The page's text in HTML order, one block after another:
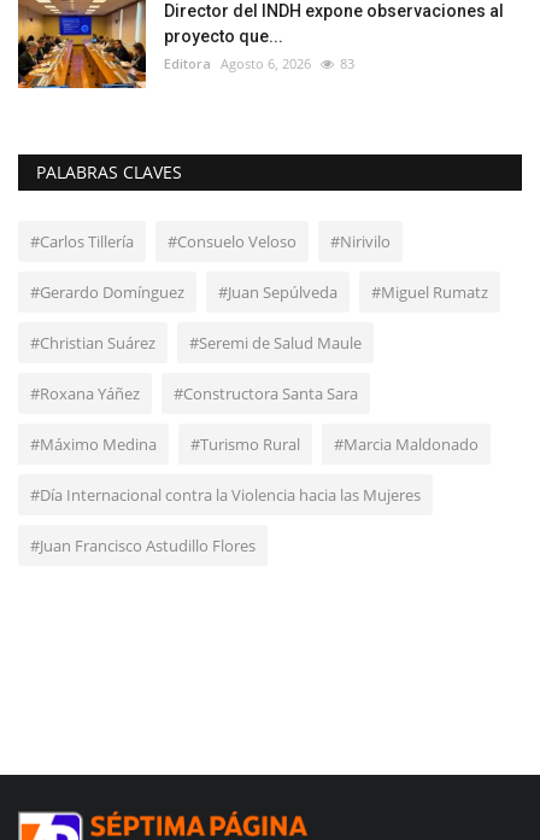
Director del INDH expone observaciones al
proyecto que...
Editora Agosto 6, 2026 83
PALABRAS CLAVES
#Carlos Tillería #Consuelo Veloso #Nirivilo
#Gerardo Domínguez #Juan Sepúlveda #Miguel Rumatz
#Christian Suárez #Seremi de Salud Maule
#Roxana Yáñez #Constructora Santa Sara
#Máximo Medina #Turismo Rural #Marcia Maldonado
#Día Internacional contra la Violencia hacia las Mujeres
#Juan Francisco Astudillo Flores